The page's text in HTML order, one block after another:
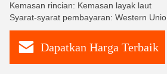
Kemasan rincian: Kemasan layak laut
Syarat-syarat pembayaran: Western
Dapatkan Harga Terbaik